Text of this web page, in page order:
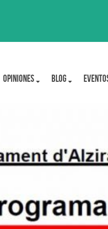
OPINIONES BLOG